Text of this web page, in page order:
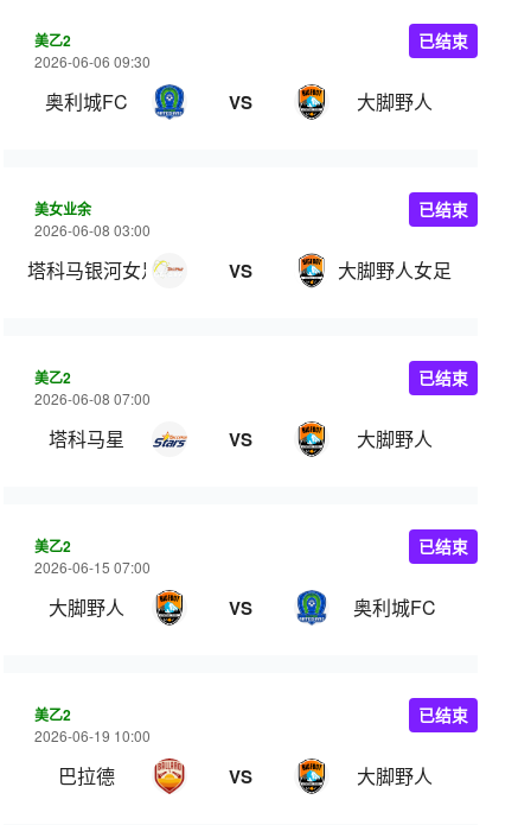
美乙2
2026-06-06 09:30
奥利城FC VS 大脚野人
已结束
美女业余
2026-06-08 03:00
塔科马银河女足 VS 大脚野人女足
已结束
美乙2
2026-06-08 07:00
塔科马星 VS 大脚野人
已结束
美乙2
2026-06-15 07:00
大脚野人 VS 奥利城FC
已结束
美乙2
2026-06-19 10:00
巴拉德 VS 大脚野人
已结束